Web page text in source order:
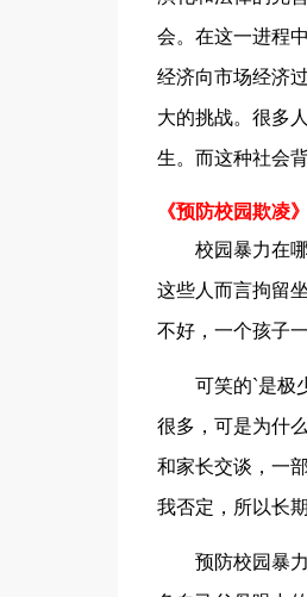
会。在这一进程
经济向市场经济
大的挑战。很多
生。而这种社会
《预防校园欺凌
校园暴力在哪
这些人而言拘留
不好，一个孩子
可笑的`是极少
很多，可是为什
和家长交谈，一
我否定，所以长
预防校园暴力